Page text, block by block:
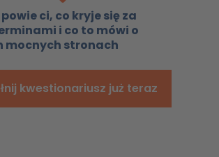
ci, co kryje się za
i co to mówi o
mocnych stronach
kwestionariusz już teraz